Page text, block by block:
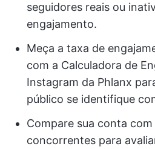
seguidores reais ou
engajamento.
Meça a taxa de
com a Calculadora de
Instagram da Phlanx
público se identifique
Compare sua conta com
concorrentes para